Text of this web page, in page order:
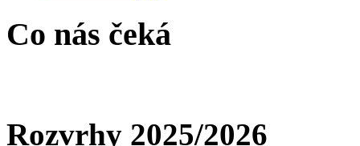
Co nás čeká
Rozvrhy 2025/2026